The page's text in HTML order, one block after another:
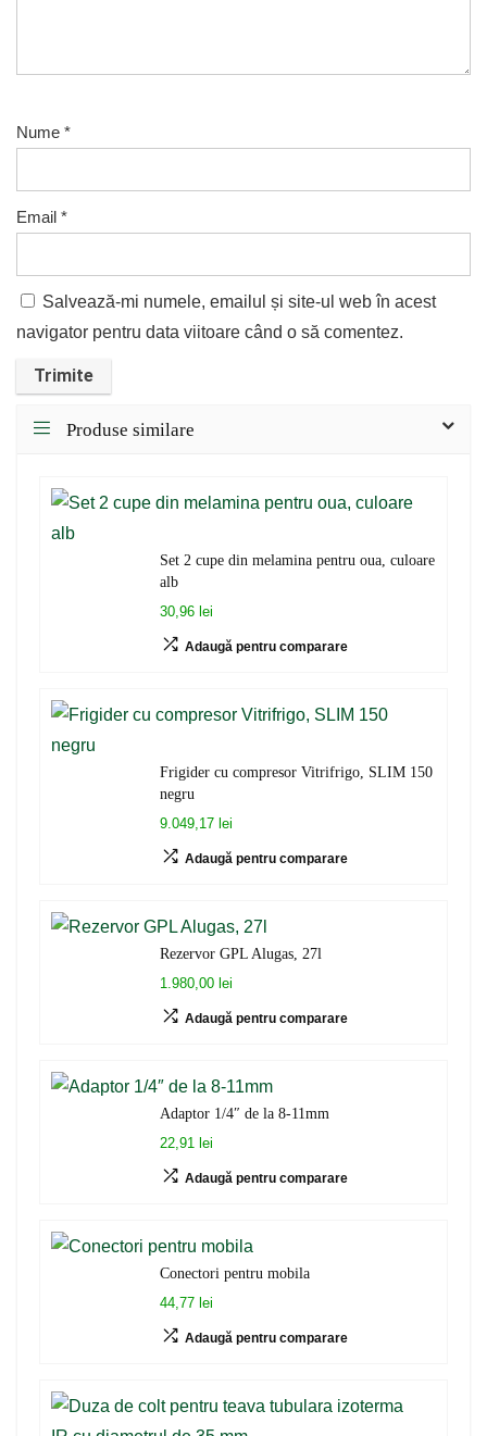
Nume *
Email *
Salvează-mi numele, emailul și site-ul web în acest
navigator pentru data viitoare când o să comentez.
Produse similare
Set 2 cupe din melamina pentru oua, culoare
alb
30,96 lei
Adaugă pentru comparare
Frigider cu compresor Vitrifrigo, SLIM 150
negru
9.049,17 lei
Adaugă pentru comparare
Rezervor GPL Alugas, 27l
1.980,00 lei
Adaugă pentru comparare
Adaptor 1/4″ de la 8-11mm
22,91 lei
Adaugă pentru comparare
Conectori pentru mobila
44,77 lei
Adaugă pentru comparare